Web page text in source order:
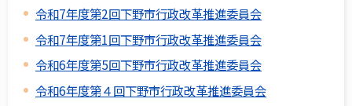
令和7年度第2回下野市行政改革推進委員会
令和7年度第1回下野市行政改革推進委員会
令和6年度第5回下野市行政改革推進委員会
令和6年度第４回下野市行政改革推進委員会